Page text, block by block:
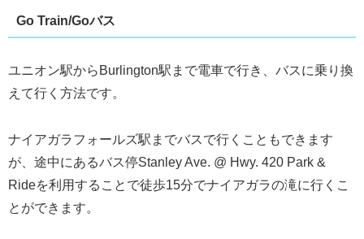
Go Train/Goバス
ユニオン駅からBurlington駅まで電車で行き、バスに乗り換
えて行く方法です。
ナイアガラフォールズ駅までバスで行くこともできます
が、途中にあるバス停Stanley Ave. @ Hwy. 420 Park &
Rideを利用することで徒歩15分でナイアガラの滝に行くこ
とができます。